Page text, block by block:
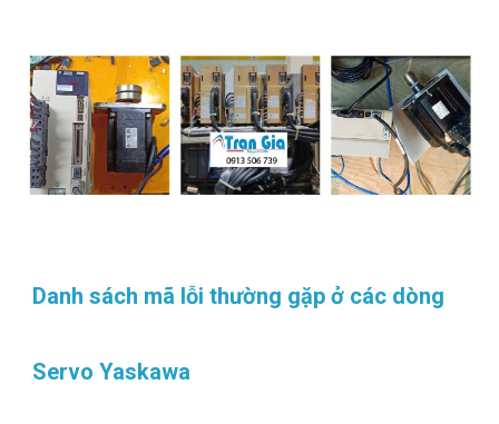
Danh sách mã lỗi thường gặp ở các dòng
Servo Yaskawa